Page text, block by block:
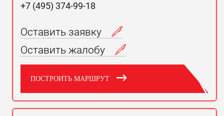
+7 (495) 374-99-18
Оставить заявку
Оставить жалобу
ПОСТРОИТЬ МАРШРУТ